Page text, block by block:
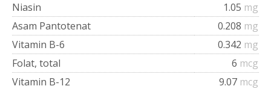
Niasin
1.05 mg
Asam Pantotenat
0.208 mg
Vitamin B-6
0.342 mg
Folat, total
6 mcg
Vitamin B-12
9.07 mcg